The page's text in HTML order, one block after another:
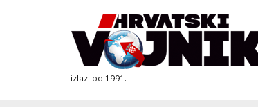
izlazi od 1991.